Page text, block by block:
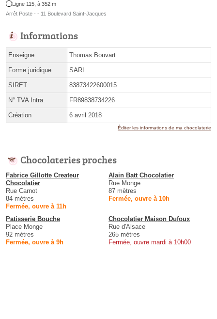
Ligne 115, à 352 m
Arrêt Poste - - 11 Boulevard Saint-Jacques
Informations
Enseigne Thomas Bouvart
Forme juridique SARL
SIRET 83873422600015
N° TVA Intra. FR89838734226
Création 6 avril 2018
Éditer les informations de ma chocolaterie
Chocolateries proches
Fabrice Gillotte Createur
Chocolatier
Rue Carnot
84 mètres
Fermée, ouvre à 11h
Alain Batt Chocolatier
Rue Monge
87 mètres
Fermée, ouvre à 10h
Patisserie Bouche
Place Monge
92 mètres
Fermée, ouvre à 9h
Chocolatier Maison Dufoux
Rue d'Alsace
265 mètres
Fermée, ouvre mardi à 10h00